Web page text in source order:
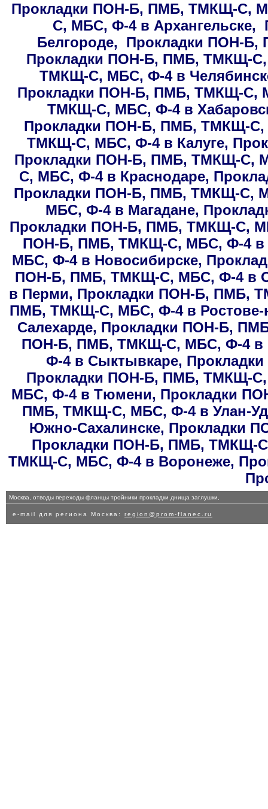
Прокладки ПОН-Б, ПМБ, ТМКЩ-С,
С, МБС, Ф-4 в Архангельске,
Белгороде, Прокладки ПОН-
Прокладки ПОН-Б, ПМБ, ТМКЩ-
ТМКЩ-С, МБС, Ф-4 в
Прокладки ПОН-Б, ПМБ, ТМКЩ-С,
ТМКЩ-С, МБС, Ф-4 в
Прокладки ПОН-Б, ПМБ, ТМКЩ-С,
ТМКЩ-С, МБС, Ф-4 в Калуге,
Прокладки ПОН-Б, ПМБ, ТМКЩ-С,
С, МБС, Ф-4 в Краснодаре,
Прокладки ПОН-Б, ПМБ, ТМКЩ-С,
МБС, Ф-4 в Магадане,
Прокладки ПОН-Б, ПМБ, ТМКЩ-С,
ПОН-Б, ПМБ, ТМКЩ-С, МБС, Ф-4 в
МБС, Ф-4 в Новосибирске,
ПОН-Б, ПМБ, ТМКЩ-С, МБС, Ф-4 в
в Перми, Прокладки ПОН-Б, ПМБ,
ПМБ, ТМКЩ-С, МБС, Ф-4 в Ростове-
Салехарде, Прокладки ПОН-Б,
ПОН-Б, ПМБ, ТМКЩ-С, МБС, Ф-4 в
Ф-4 в Сыктывкаре,
Прокладки ПОН-Б, ПМБ, ТМКЩ-
МБС, Ф-4 в Тюмени, Прокладки
ПМБ, ТМКЩ-С, МБС, Ф-4 в Улан-
Южно-Сахалинске, Прокладки
Прокладки ПОН-Б, ПМБ, ТМКЩ-
ТМКЩ-С, МБС, Ф-4 в Воронеже,
Москва, отводы переходы фланцы тройники прокладки днища заглушки,
e-mail для региона Москва: region@prom-flanec.ru